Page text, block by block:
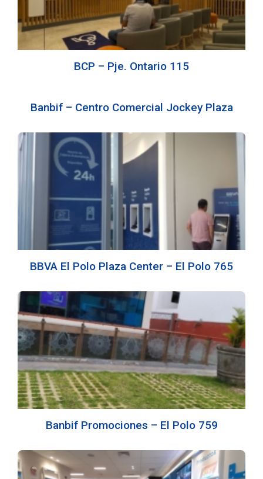
BCP – Pje. Ontario 115
Banbif – Centro Comercial Jockey Plaza
BBVA El Polo Plaza Center – El Polo 765
Banbif Promociones – El Polo 759